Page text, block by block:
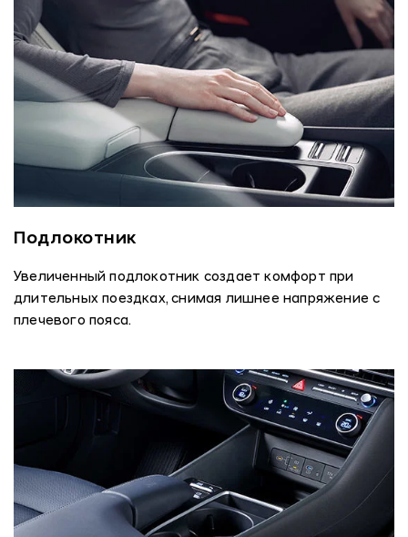
Подлокотник
Увеличенный подлокотник создает комфорт при
длительных поездках, снимая лишнее напряжение с
плечевого пояса.